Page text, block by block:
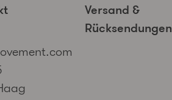
Versand &
Rücksendungen